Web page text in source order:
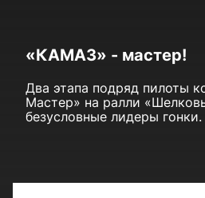
«КАМАЗ» - мастер!
Два этапа подряд пилоты
Мастер» на ралли
безусловные лидеры гонки.